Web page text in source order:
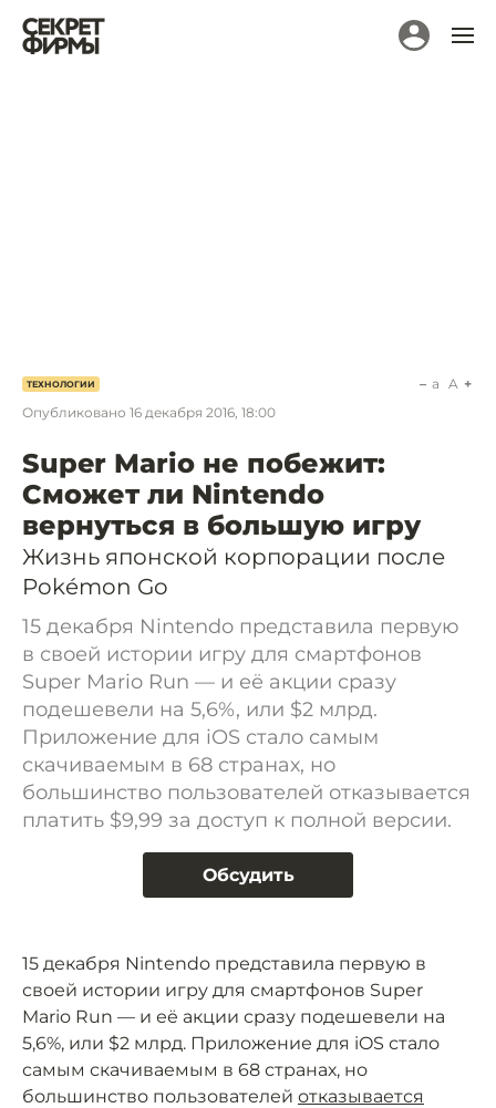
ТЕХНОЛОГИИ
Опубликовано 16 декабря 2016, 18:00
a A
Super Mario не побежит:
Сможет ли Nintendo
вернуться в большую игру
Жизнь японской корпорации после
Pokémon Go
15 декабря Nintendo представила первую
в своей истории игру для смартфонов
Super Mario Run — и её акции сразу
подешевели на 5,6%, или $2 млрд.
Приложение для iOS стало самым
скачиваемым в 68 странах, но
большинство пользователей отказывается
платить $9,99 за доступ к полной версии.
Обсудить
15 декабря Nintendo представила первую в
своей истории игру для смартфонов Super
Mario Run — и её акции сразу подешевели на
5,6%, или $2 млрд. Приложение для iOS стало
самым скачиваемым в 68 странах, но
большинство пользователей отказывается